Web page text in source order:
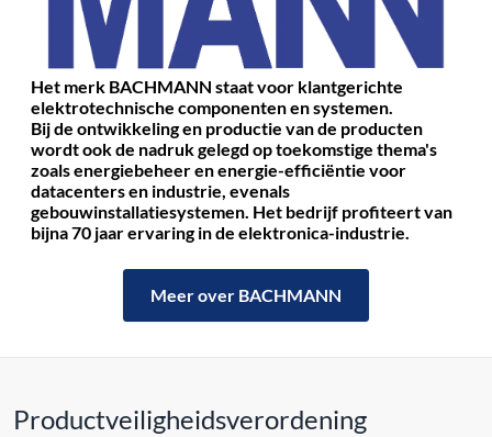
Het merk BACHMANN staat voor klantgerichte
elektrotechnische componenten en systemen.
Bij de ontwikkeling en productie van de producten
wordt ook de nadruk gelegd op toekomstige thema's
zoals energiebeheer en energie-efficiëntie voor
datacenters en industrie, evenals
gebouwinstallatiesystemen. Het bedrijf profiteert van
bijna 70 jaar ervaring in de elektronica-industrie.
Meer over BACHMANN
Productveiligheidsverordening